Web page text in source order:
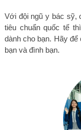
Với đội ngũ y bác sỹ,
tiêu chuẩn quốc tế
dành cho bạn. Hãy
bạn và đình bạn.